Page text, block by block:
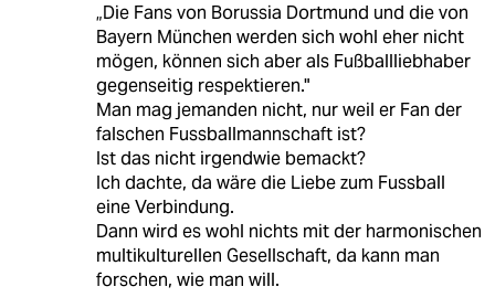
„Die Fans von Borussia Dortmund und die von
Bayern München werden sich wohl eher nicht
mögen, können sich aber als Fußballliebhaber
gegenseitig respektieren."
Man mag jemanden nicht, nur weil er Fan der
falschen Fussballmannschaft ist?
Ist das nicht irgendwie bemackt?
Ich dachte, da wäre die Liebe zum Fussball
eine Verbindung.
Dann wird es wohl nichts mit der harmonischen
multikulturellen Gesellschaft, da kann man
forschen, wie man will.